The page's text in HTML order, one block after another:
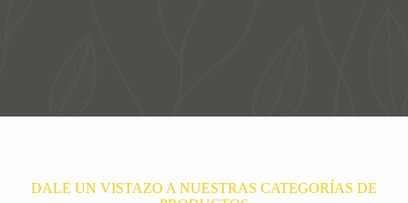
DALE UN VISTAZO A NUESTRAS CATEGORÍAS DE